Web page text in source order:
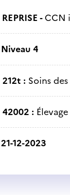
REPRISE -CCN
Niveau 4
212t : Soins
42002 :
21-12-2023